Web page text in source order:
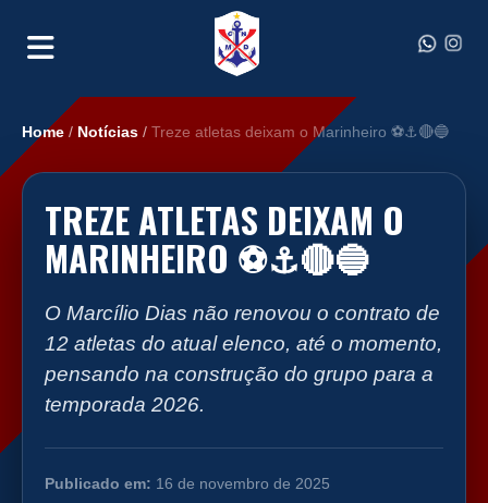
Home / Notícias / Treze atletas deixam o Marinheiro ⚽️⚓️🔴🔵
TREZE ATLETAS DEIXAM O
MARINHEIRO ⚽️⚓️🔴🔵
O Marcílio Dias não renovou o contrato de
12 atletas do atual elenco, até o momento,
pensando na construção do grupo para a
temporada 2026.
Publicado em: 16 de novembro de 2025